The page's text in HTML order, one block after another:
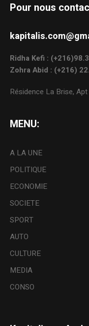
Pour nous
Ridha Kefi :
Zohra Abid : (+216)
Résidence La Brise,
MENU:
A LA UNE
POLITIQUE
ECONOMIE
SOCIETE
SPORT
AUTO
CULTURE
MEDIA
CONSO